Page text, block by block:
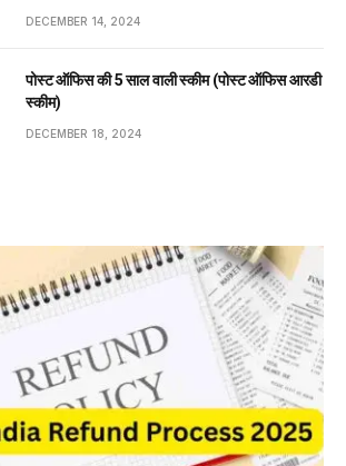
DECEMBER 14, 2024
पोस्ट ऑफिस की 5 साल वाली स्कीम (पोस्ट ऑफिस आरडी
स्कीम)
DECEMBER 18, 2024